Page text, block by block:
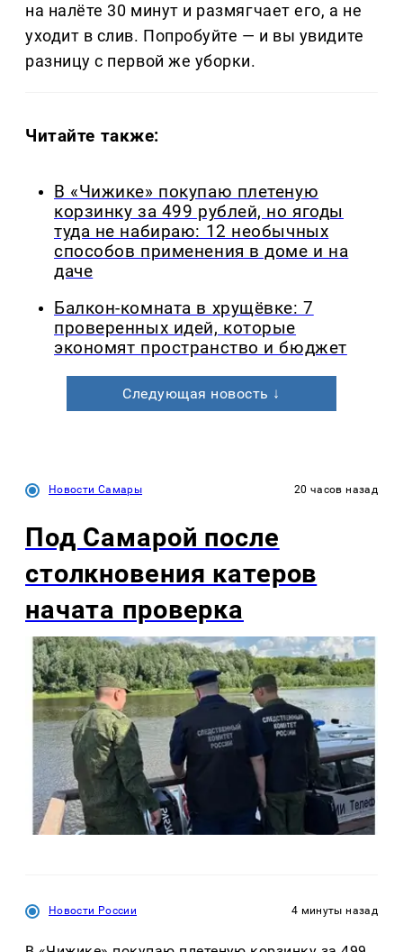
на налёте 30 минут и размягчает его, а не
уходит в слив. Попробуйте — и вы увидите
разницу с первой же уборки.
Читайте также:
В «Чижике» покупаю плетеную
корзинку за 499 рублей, но ягоды
туда не набираю: 12 необычных
способов применения в доме и на
даче
Балкон-комната в хрущёвке: 7
проверенных идей, которые
экономят пространство и бюджет
Следующая новость ↓
Новости Самары 20 часов назад
Под Самарой после
столкновения катеров
начата проверка
Новости России 4 минуты назад